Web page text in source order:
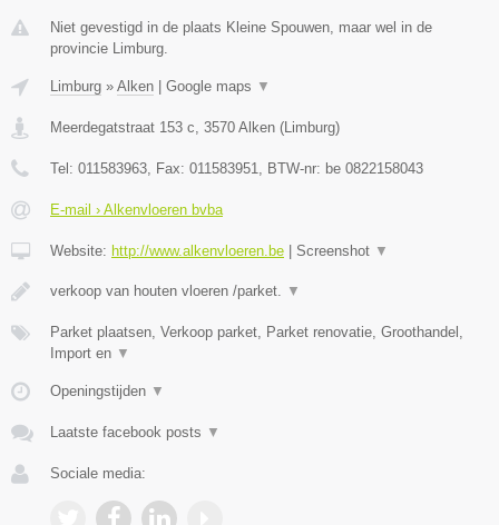
Niet gevestigd in de plaats Kleine Spouwen, maar wel in de
provincie Limburg.
Limburg » Alken Google maps ▼
Meerdegatstraat 153 c, 3570 Alken (Limburg)
Tel: 011583963, Fax: 011583951, BTW-nr: be 0822158043
E-mail › Alkenvloeren bvba
Website: http://www.alkenvloeren.be Screenshot ▼
verkoop van houten vloeren /parket. ▼
Parket plaatsen, Verkoop parket, Parket renovatie, Groothandel,
Import en ▼
Openingstijden ▼
Laatste facebook posts ▼
Sociale media: